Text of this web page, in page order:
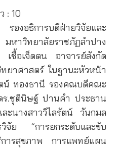
: 10
องอธิการบดีฝ่ายวิจัยและ
าวิทยาลัยราชภัฏลำปาง
ชื้อเจ็ดตน อาจารย์สังกัด
ยาศาสตร์ ในฐานะหัวหน้า
น์ ทองธานี รองคณบดีคณะ
ร.ชุตินิษฐ์ ปานคำ ประธาน
ะนางสาววิไลรัตน์ วันกมล
จัย “การยกระดับและขับ
การสุขภาพ การแพทย์แผน